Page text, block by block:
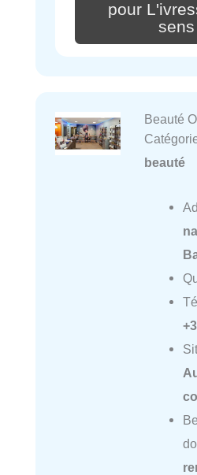
pour
sens
Beauté
beauté